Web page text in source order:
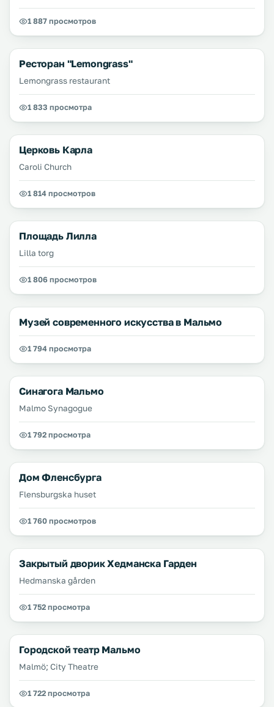
1 887 просмотров
Ресторан "Lemongrass"
Lemongrass restaurant
1 833 просмотра
Церковь Карла
Caroli Church
1 814 просмотров
Площадь Лилла
Lilla torg
1 806 просмотров
Музей современного искусства в Мальмо
1 794 просмотра
Синагога Мальмо
Malmo Synagogue
1 792 просмотра
Дом Фленсбурга
Flensburgska huset
1 760 просмотров
Закрытый дворик Хедманска Гарден
Hedmanska gården
1 752 просмотра
Городской театр Мальмо
Malmö; City Theatre
1 722 просмотра